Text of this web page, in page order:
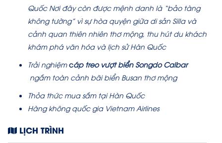
Quốc Nơi đây còn được mệnh danh là “bảo tàng
không tường” vì sự hòa quyện giữa di sản Silla và
cảnh quan thiên nhiên thơ mộng, thu hút du khách
khám phá văn hóa và lịch sử Hàn Quốc
Trải nghiệmcáp treo vượt biển Songdo Calbar
ngắm toàn cảnh bãi biển Busan thơ mộng
Thỏa thức mua sắm tại Hàn Quốc
Hàng không quốc gia Vietnam Airlines
LỊCH TRÌNH